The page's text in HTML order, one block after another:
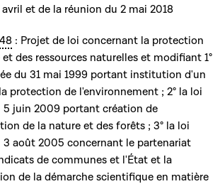
et de la réunion du 2 mai 2018
: Projet de loi concernant la protection
des ressources naturelles et modifiant 1°
du 31 mai 1999 portant institution d'un
protection de l'environnement ; 2° la loi
5 juin 2009 portant création de
de la nature et des forêts ; 3° la loi
3 août 2005 concernant le partenariat
de communes et l'État et la
de la démarche scientifique en matière